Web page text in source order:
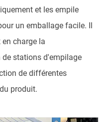
et les empile
un emballage facile. Il
charge la
stations d'empilage
de différentes
produit.